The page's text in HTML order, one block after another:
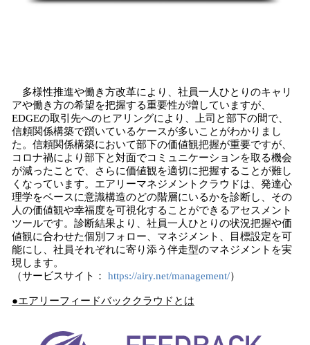
多様性推進や働き方改革により、社員一人ひとりのキャリ
アや働き方の希望を把握する重要性が増していますが、
EDGEの取引先へのヒアリングにより、上司と部下の間で、
信頼関係構築で躓いているケースが多いことがわかりまし
た。信頼関係構築において部下の価値観把握が重要ですが、
コロナ禍により部下と対面でコミュニケーションを取る機会
が減ったことで、さらに価値観を適切に把握することが難し
くなっています。エアリーマネジメントクラウドは、発達心
理学をベースに意識構造のどの階層にいるかを診断し、その
人の価値観や幸福度を可視化することができるアセスメント
ツールです。診断結果より、社員一人ひとりの状況把握や価
値観に合わせた個別フォロー、マネジメント、目標設定を可
能にし、社員それぞれに寄り添う伴走型のマネジメントを実
現します。
（サービスサイト： https://airy.net/management/）
●エアリーフィードバッククラウド とは